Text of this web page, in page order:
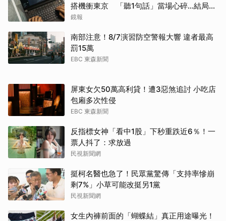
搭機衝東京 「聽1句話」當場心碎...結局看
哭網
鏡報
南部注意！8/7演習防空警報大響 違者最高
罰15萬
EBC 東森新聞
屏東女欠50萬高利貸！遭3惡煞追討 小吃店
包廂多次性侵
EBC 東森新聞
反指標女神「看中1股」下秒重跌近6％！一
票人抖了：求放過
民視新聞網
挺柯名醫也急了！民眾黨驚傳「支持率慘崩
剩7%」小草可能改挺另1黨
民視新聞網
女生內褲前面的「蝴蝶結」真正用途曝光！
取消